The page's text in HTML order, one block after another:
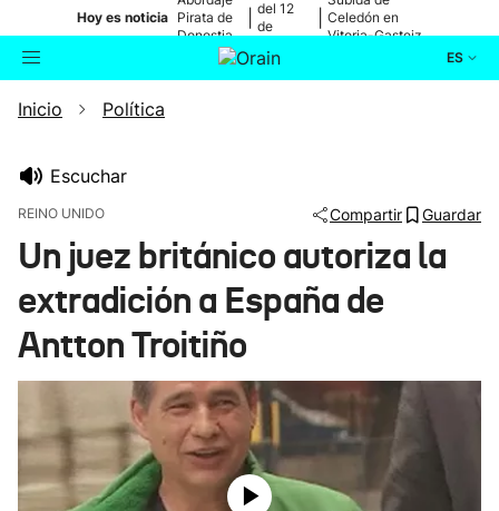
Hoy es noticia Pirata de
Donostia
del 12
de
Celedón en
Vitoria-Gasteiz
ES
Buscador
Ikusmiran
Eguraldia
Inicio Política
Escuchar
REINO UNIDO Compartir Guardar
Un juez británico autoriza la
extradición a España de
Antton Troitiño